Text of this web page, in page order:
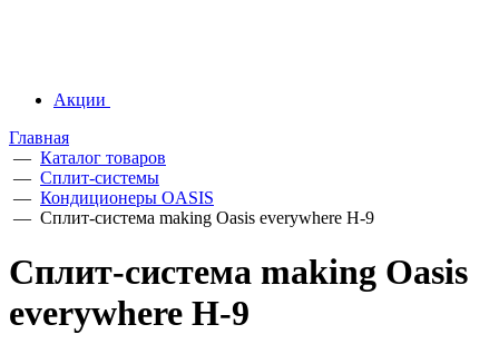
Акции
Главная
— Каталог товаров
— Сплит-системы
— Кондиционеры OASIS
— Сплит-система making Oasis everywhere H-9
Сплит-система making Oasis
everywhere H-9